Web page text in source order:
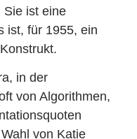
Sie ist eine
ist, für 1955, ein
in der
von Algorithmen,
von Katie